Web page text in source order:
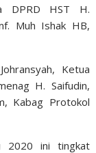
DPRD HST H.
Muh Ishak HB,
Ketua
H. Saifudin,
Kabag Protokol
2020 ini tingkat